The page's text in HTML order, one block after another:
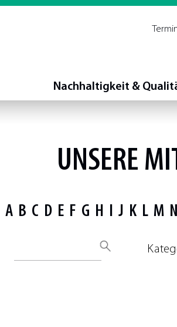
Nachhaltigkeit &
UNSERE
A B C D E F G H I J K L M N